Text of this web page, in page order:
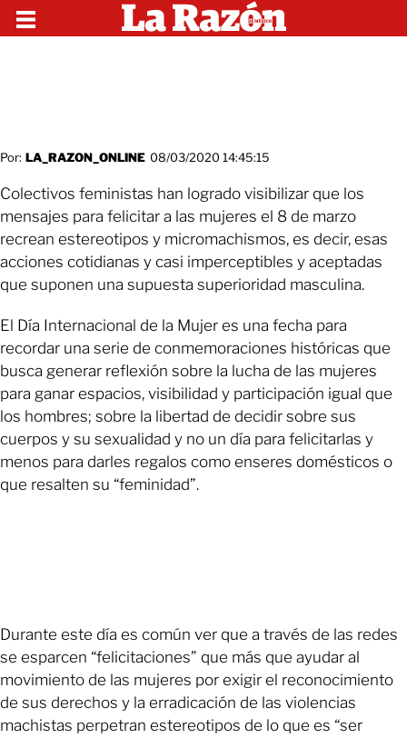
Por: LA_RAZON_ONLINE 08/03/2020 14:45:15
Colectivos feministas han logrado visibilizar que los
mensajes para felicitar a las mujeres el 8 de marzo
recrean estereotipos y micromachismos, es decir, esas
acciones cotidianas y casi imperceptibles y aceptadas
que suponen una supuesta superioridad masculina.
El Día Internacional de la Mujer es una fecha para
recordar una serie de conmemoraciones históricas que
busca generar reflexión sobre la lucha de las mujeres
para ganar espacios, visibilidad y participación igual que
los hombres; sobre la libertad de decidir sobre sus
cuerpos y su sexualidad y no un día para felicitarlas y
menos para darles regalos como enseres domésticos o
que resalten su “feminidad”.
Durante este día es común ver que a través de las redes
se esparcen “felicitaciones” que más que ayudar al
movimiento de las mujeres por exigir el reconocimiento
de sus derechos y la erradicación de las violencias
machistas perpetran estereotipos de lo que es “ser